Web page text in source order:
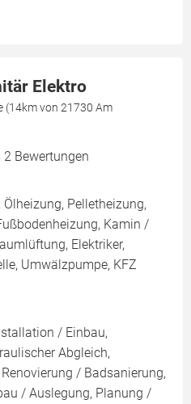
Elektro
(14km von 21730 Am
2 Bewertungen
Pelletheizung,
Kamin /
Elektriker,
Umwälzpumpe, KFZ
/ Einbau,
Abgleich,
/ Badsanierung,
/ Auslegung, Planung /